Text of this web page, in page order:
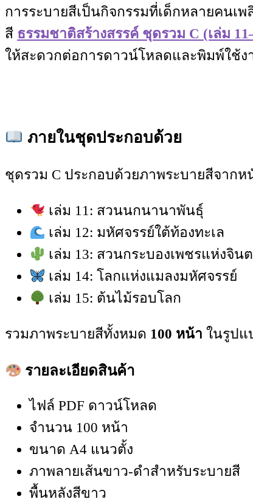
การระบายสีเป็นกิจกรรมที่เด็กหลายคนเ
สี ธรรมชาติสร้างสรรค์ ชุดรวม C (เล่ม
ให้สะดวกต่อการดาวน์โหลดและพิมพ์ใช้ง
ภายในชุดประกอบด้วย
ชุดรวม C ประกอบด้วยภาพระบายสีจากห
เล่ม 11: สวนนกนานาพันธุ์
เล่ม 12: มหัศจรรย์ใต้ท้องทะเล
เล่ม 13: สวนกระบองเพชรแห่งจิน
เล่ม 14: โลกแห่งแมลงมหัศจรรย์
เล่ม 15: ต้นไม้รอบโลก
รวมภาพระบายสีทั้งหมด 100 หน้า ในรูปแ
รายละเอียดสินค้า
ไฟล์ PDF ดาวน์โหลด
จำนวน 100 หน้า
ขนาด A4 แนวตั้ง
ภาพลายเส้นขาว-ดำสำหรับระบายสี
พื้นหลังสีขาว